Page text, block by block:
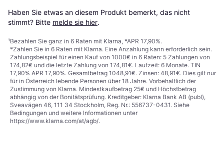
Haben Sie etwas an diesem Produkt bemerkt, das nicht
stimmt? Bitte melde sie hier.
¹Bezahlen Sie ganz in 6 Raten mit Klarna, *APR 17,90%.
*Zahlen Sie in 6 Raten mit Klarna. Eine Anzahlung kann erforderlich sein.
Zahlungsbeispiel für einen Kauf von 1000€ in 6 Raten: 5 Zahlungen von
174,82€ und die letzte Zahlung von 174,81€. Laufzeit: 6 Monate. TIN
17,90% APR 17,90%. Gesamtbetrag 1048,91€. Zinsen: 48,91€. Dies gilt nur
für in Österreich lebende Personen über 18 Jahre. Vorbehaltlich der
Zustimmung von Klarna. Mindestkaufbetrag 25€ und Höchstbetrag
abhängig von der Bonitätsprüfung. Kreditgeber: Klarna Bank AB (publ),
Sveavägen 46, 111 34 Stockholm, Reg. Nr.: 556737-0431. Siehe
Bedingungen und weitere Informationen unter
https://www.klarna.com/at/agb/.